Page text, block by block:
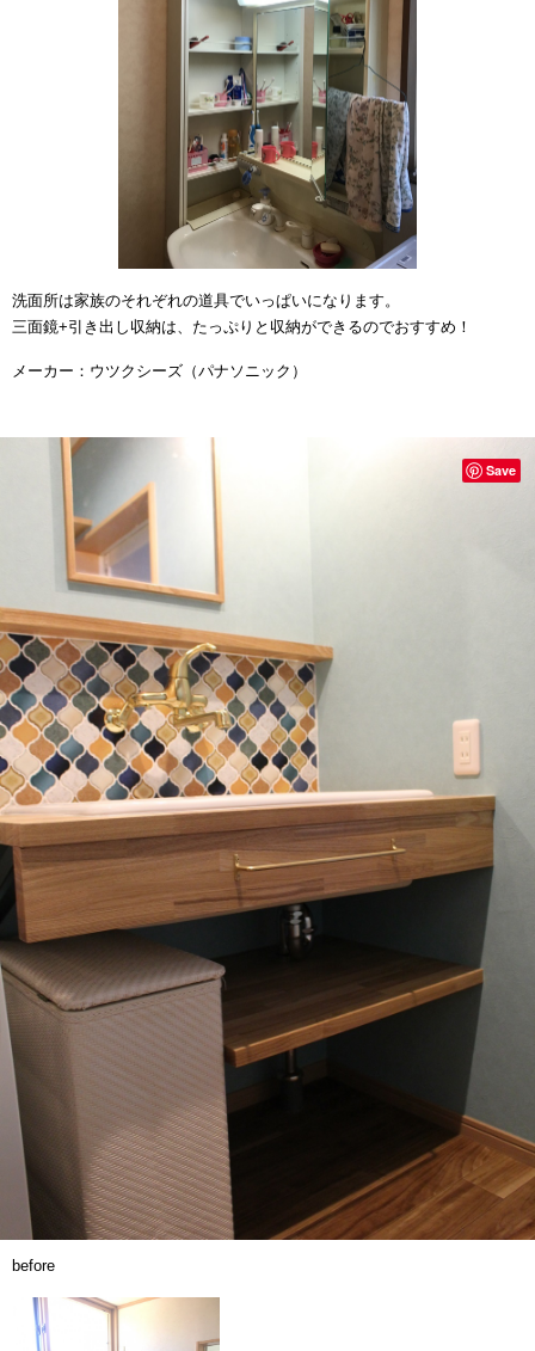
洗面所は家族のそれぞれの道具でいっぱいになります。
三面鏡+引き出し収納は、たっぷりと収納ができるのでおすすめ！
メーカー：ウツクシーズ（パナソニック）
before
Save